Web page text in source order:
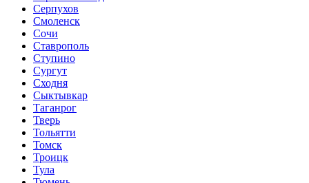
Серпухов
Смоленск
Сочи
Ставрополь
Ступино
Сургут
Сходня
Сыктывкар
Таганрог
Тверь
Тольятти
Томск
Троицк
Тула